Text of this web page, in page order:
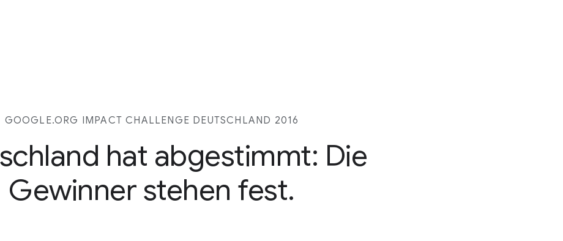
GOOGLE.ORG IMPACT CHALLENGE DEUTSCHLAND 2016
hat abgestimmt: Die
Gewinner stehen fest.